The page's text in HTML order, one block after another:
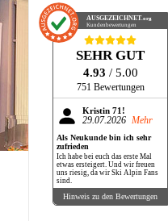
AUSGEZEICHNET.org
Kundenbewertungen
SEHR GUT
4.93 / 5.00
751 Bewertungen
Kristin 71!
29.07.2026 Mehr
Als Neukunde bin ich sehr
zufrieden
Ich habe bei euch das erste Mal
etwas ersteigert. Und wir freuen
uns riesig, da wir Ski Alpin Fans
sind.
Hinweis zu den Bewertungen